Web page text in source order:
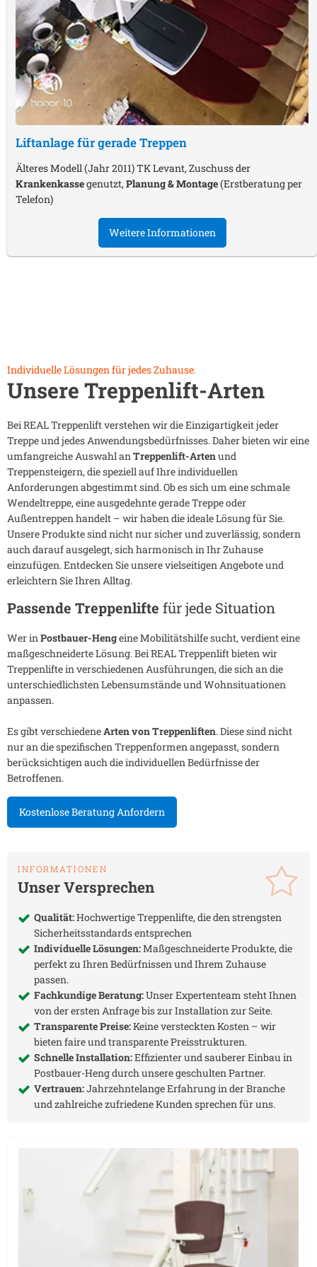
Liftanlage für gerade Treppen
Älteres Modell (Jahr 2011) TK Levant, Zuschuss der
Krankenkassegenutzt,Planung & Montage(Erstberatung per
Telefon)
Weitere Informationen
Individuelle Lösungen für jedes Zuhause.
Unsere Treppenlift-Arten
Bei REAL Treppenlift verstehen wir die Einzigartigkeit jeder
Treppe und jedes Anwendungsbedürfnisses. Daher bieten wir eine
umfangreiche Auswahl anTreppenlift-Artenund
Treppensteigern, die speziell auf Ihre individuellen
Anforderungen abgestimmt sind. Ob es sich um eine schmale
Wendeltreppe, eine ausgedehnte gerade Treppe oder
Außentreppen handelt – wir haben die ideale Lösung für Sie.
Unsere Produkte sind nicht nur sicher und zuverlässig, sondern
auch darauf ausgelegt, sich harmonisch in Ihr Zuhause
einzufügen. Entdecken Sie unsere vielseitigen Angebote und
erleichtern Sie Ihren Alltag.
Passende Treppenlifte für jede Situation
Wer inPostbauer-Hengeine Mobilitätshilfe sucht, verdient eine
maßgeschneiderte Lösung. Bei REAL Treppenlift bieten wir
Treppenlifte in verschiedenen Ausführungen, die sich an die
unterschiedlichsten Lebensumstände und Wohnsituationen
anpassen.
Es gibt verschiedeneArten von Treppenliften. Diese sind nicht
nur an die spezifischen Treppenformen angepasst, sondern
berücksichtigen auch die individuellen Bedürfnisse der
Betroffenen.
Kostenlose Beratung Anfordern
INFORMATIONEN
Unser Versprechen
Qualität:Hochwertige Treppenlifte, die den strengsten
Sicherheitsstandards entsprechen
Individuelle Lösungen:Maßgeschneiderte Produkte, die
perfekt zu Ihren Bedürfnissen und Ihrem Zuhause
passen.
Fachkundige Beratung:Unser Expertenteam steht Ihnen
von der ersten Anfrage bis zur Installation zur Seite.
Transparente Preise:Keine versteckten Kosten – wir
bieten faire und transparente Preisstrukturen.
Schnelle Installation:Effizienter und sauberer Einbau in
Postbauer-Hengdurch unsere geschulten Partner.
Vertrauen:Jahrzehntelange Erfahrung in der Branche
und zahlreiche zufriedene Kunden sprechen für uns.